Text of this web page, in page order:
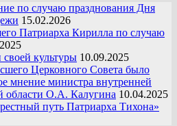
по случаю празднования Дня
15.02.2026
Патриарха Кирилла по случаю
культуры 10.09.2025
Церковного Совета было
мнение министра внутренней
области О.А. Калугина 10.04.2025
путь Патриарха Тихона»